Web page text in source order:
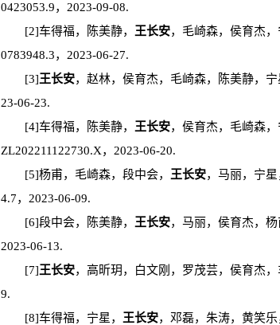
0423053.9，2023-09-08.
[2]车得福，陈美静，
王长安，毛崎森，侯育杰
0783948.3，2023-06-27.
[3]王长安，赵林，侯育杰，毛崎森，陈美静，
23-06-23.
[4]车得福，陈美静，
王长安，侯育杰，毛崎森
ZL202211122730.X，2023-06-20.
[5]杨甫，毛崎森，段中会，
王长安，马丽，宁
4.7，2023-06-09.
[6]段中会，陈美静，
王长安，马丽，侯育杰，
2023-06-13.
[7]王长安，高昕玥，白文刚，罗茂芸，侯育杰
9.
[8]车得福，宁星，
王长安，邓磊，朱涛，黄笑